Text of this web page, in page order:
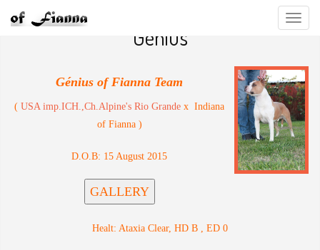
Génius
Génius of Fianna Team
( USA imp.ICH.,Ch.Alpine's Rio Grande x Indiana
of Fianna )
D.O.B: 15 August 2015
Healt: Ataxia Clear, HD B , ED 0